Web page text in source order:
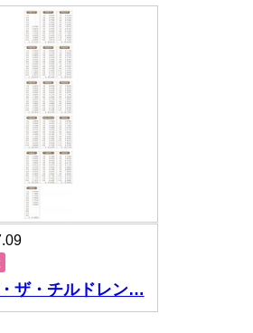
ザ・チルドレン…